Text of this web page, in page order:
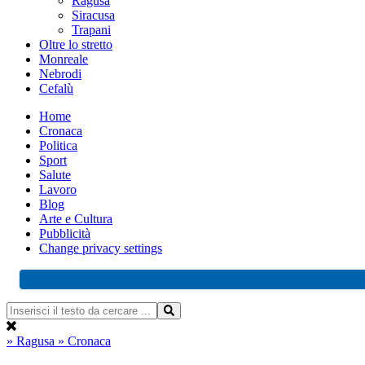
Siracusa
Trapani
Oltre lo stretto
Monreale
Nebrodi
Cefalù
Home
Cronaca
Politica
Sport
Salute
Lavoro
Blog
Arte e Cultura
Pubblicità
Change privacy settings
» Ragusa » Cronaca